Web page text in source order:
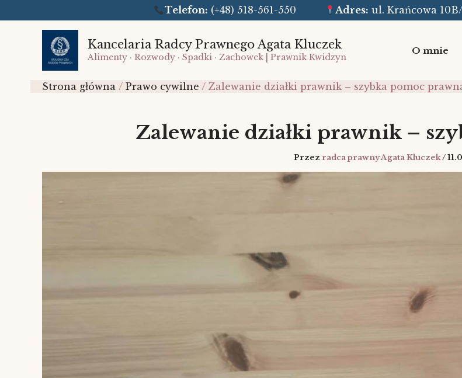
Telefon: (+48) 518-561-550 Adres: ul. Krańcowa
Kancelaria Radcy Prawnego Agata Kluczek
Alimenty · Rozwody · Spadki · Zachowek | Prawnik Kwidzyn
O mnie
Strona główna Prawo cywilne Zalewanie działki prawnik – szybka pomoc
Zalewanie działki prawnik –
Przez radca prawny Agata Kluczek/